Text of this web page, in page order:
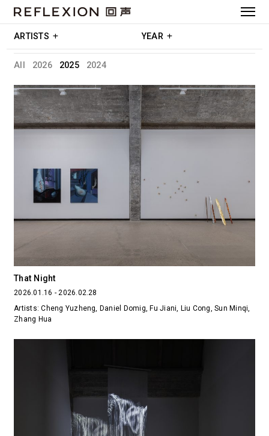
ARTISTS YEAR
All 2026 2025 2024
That Night
2026.01.16 - 2026.02.28
Artists: Cheng Yuzheng, Daniel Domig, Fu Jiani, Liu Cong, Sun Minqi,
Zhang Hua